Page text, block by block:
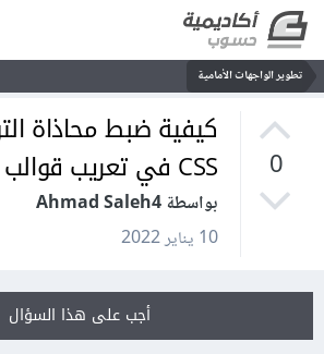
تطوير الواجهات الأمامية
0
CSS في تعريب قوالب الوردبرس
بواسطة Ahmad Saleh4
10 يناير 2022
أجب على هذا السؤال